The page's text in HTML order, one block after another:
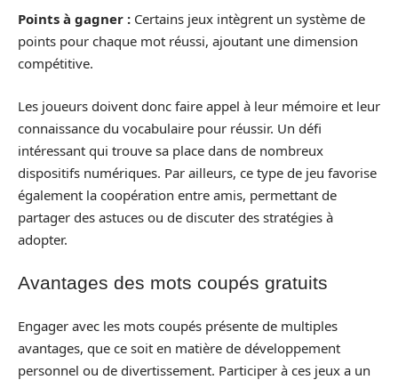
Points à gagner : Certains jeux intègrent un système de
points pour chaque mot réussi, ajoutant une dimension
compétitive.
Les joueurs doivent donc faire appel à leur mémoire et leur
connaissance du vocabulaire pour réussir. Un défi
intéressant qui trouve sa place dans de nombreux
dispositifs numériques. Par ailleurs, ce type de jeu favorise
également la coopération entre amis, permettant de
partager des astuces ou de discuter des stratégies à
adopter.
Avantages des mots coupés gratuits
Engager avec les mots coupés présente de multiples
avantages, que ce soit en matière de développement
personnel ou de divertissement. Participer à ces jeux a un